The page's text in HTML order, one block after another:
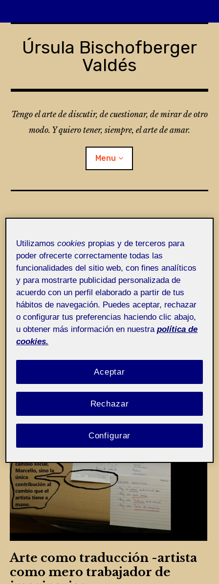
contentÚrsula Bischofberger
Valdés
Tengo el arte de discutir, de cuestionar, de mirar de otro
modo. Y quiero tener, siempre, el arte de amar.
Menu
Arte como traducción -artista
como mero trabajador de
Utilizamoscookies propias y de terceros para
poder ofrecerte correctamente todas las
funcionalidades del sitio web, con fines analíticos
y para mostrarte publicidad personalizada de
acuerdo con un perfil elaborado a partir de tus
hábitos de navegación. Puedes aceptar, rechazar
o configurar tus preferencias haciendo clic abajo,
u obtener más información en nuestra política de
cookies.
Rechazar
Aceptar
Configurar